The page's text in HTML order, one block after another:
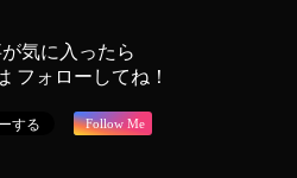
気に入ったら
フォローしてね！
Follow Me